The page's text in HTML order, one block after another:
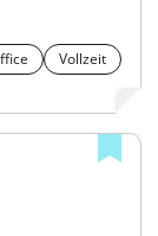
Vollzeit